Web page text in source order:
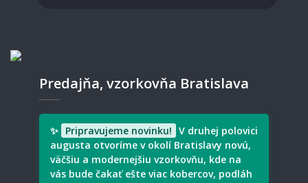
Aký typ koberec je vhodný pre deti?
Predajňa, vzorkovňa Bratislava
✨ Pripravujeme novinku! V druhej polovici
augusta otvoríme v okolí Bratislavy novú,
väčšiu a modernejšiu vzorkovňu, kde na
vás bude čakať ešte viac kobercov, podláh